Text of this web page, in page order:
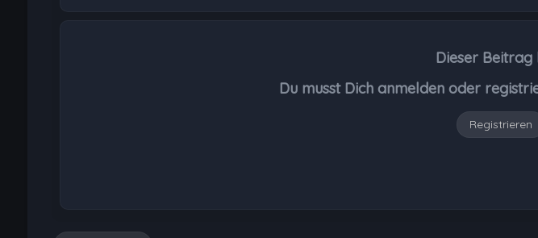
Dieser
Du musst Dich anmelden oder
Registrieren